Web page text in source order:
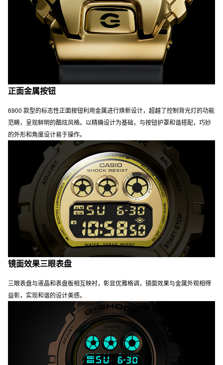
正面金属按钮
6900 款型的标志性正面按钮利用金属进行焕新设计，超越了控制背光灯的功能
范畴，呈现鲜明的酷炫风格。以精确设计为基础，与按钮护罩和谐搭配，巧妙
的外形和角度设计易于操作。
镜面效果三眼表盘
三眼表盘与液晶和表盘板相互映衬，彰显优雅格调，镜面效果与金属外观相得
益彰，实现和谐的设计美感。